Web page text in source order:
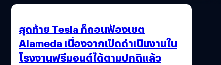
สุดท้าย Tesla ก็ถอนฟ้องเขต
Alameda เนื่องจากเปิดดำเนินงานใน
โรงงานฟรีมอนต์ได้ตามปกติแล้ว